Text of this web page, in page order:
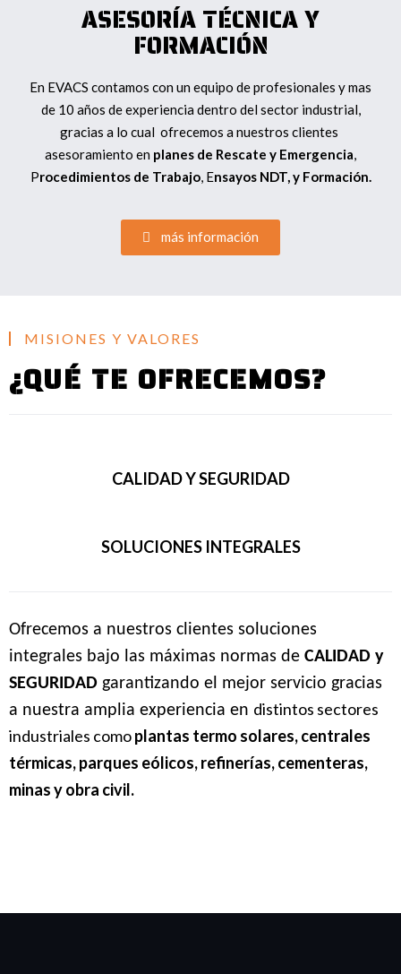
ASESORÍA TÉCNICA Y
FORMACIÓN
En EVACS contamos con un equipo de profesionales y mas
de 10 años de experiencia dentro del sector industrial,
gracias a lo cual ofrecemos a nuestros clientes
asesoramiento en planes de Rescate y Emergencia,
Procedimientos de Trabajo, Ensayos NDT, y Formación.
más información
MISIONES Y VALORES
¿QUÉ TE OFRECEMOS?
CALIDAD Y SEGURIDAD
SOLUCIONES INTEGRALES
Ofrecemos a nuestros clientes soluciones
integrales bajo las máximas normas de CALIDAD y
SEGURIDAD garantizando el mejor servicio gracias
a nuestra amplia experiencia en distintos sectores
industriales comoplantas termo solares, centrales
térmicas, parques eólicos, refinerías, cementeras,
minas y obra civil.